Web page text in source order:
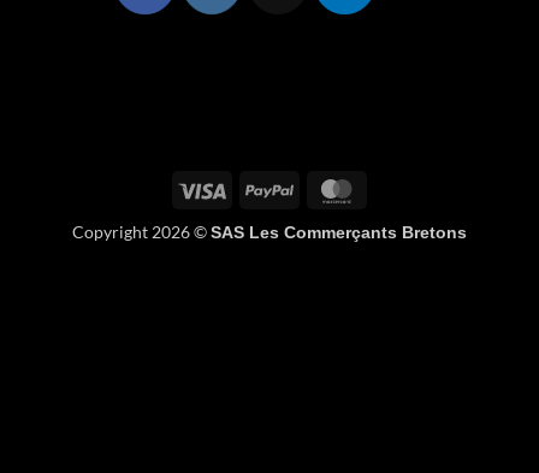
Visa PayPal
Copyright 2026 ©SAS Les Commerçants Bretons